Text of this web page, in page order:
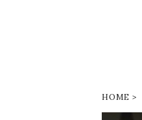
HOME